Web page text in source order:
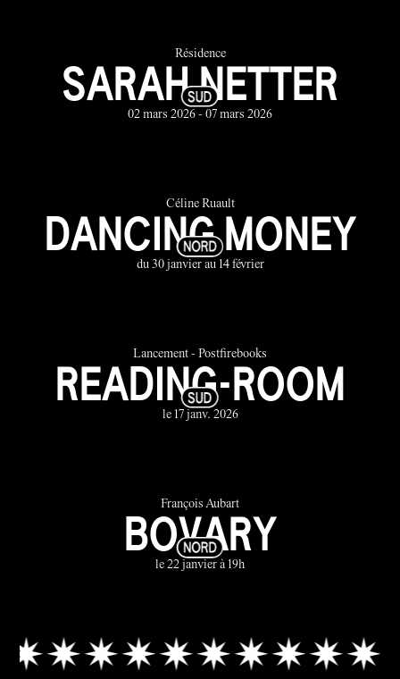
Résidence
SARAH NETTER
02 mars 2026 - 07 mars 2026
Céline Ruault
DANCING MONEY
du 30 janvier au 14 février
Lancement - Postfirebooks
READING-ROOM
le 17 janv. 2026
François Aubart
BOVARY
le 22 janvier à 19h